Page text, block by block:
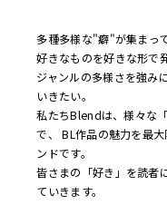
多種多様な"癖"が集まっ
好きなものを好きな形で
ジャンルの多様さを強み
いきたい。
私たちBlendは、様々な
で、 BL作品の魅力を最
ンドです。
皆さまの「好き」を読者
ていきます。